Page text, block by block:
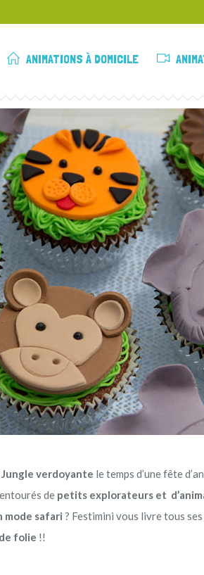
ANIMATIONS À DOMICILE
Jungle verdoyante le temps d’une fête
de petits explorateurs et
mode safari ? Festimini vous livre tous
folie !!